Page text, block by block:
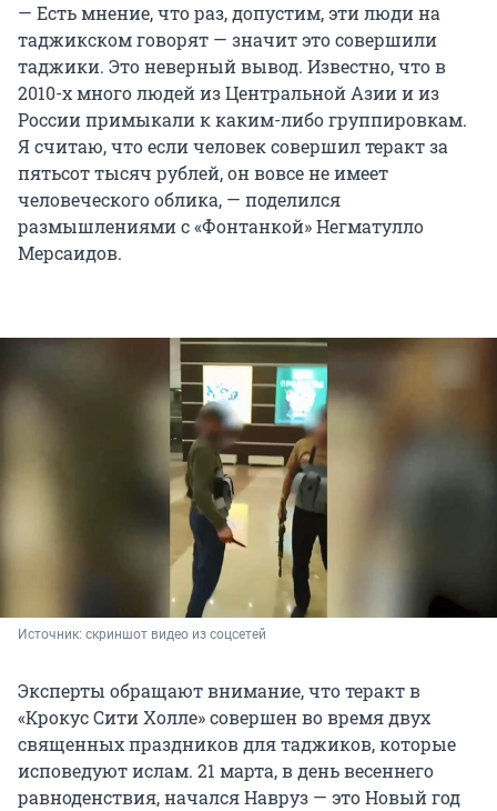
— Есть мнение, что раз, допустим, эти люди на
таджикском говорят — значит это совершили
таджики. Это неверный вывод. Известно, что в
2010-х много людей из Центральной Азии и из
России примыкали к каким-либо группировкам.
Я считаю, что если человек совершил теракт за
пятьсот тысяч рублей, он вовсе не имеет
человеческого облика, — поделился
размышлениями с «Фонтанкой» Негматулло
Мерсаидов.
Источник: скриншот видео из соцсетей
Эксперты обращают внимание, что теракт в
«Крокус Сити Холле» совершен во время двух
священных праздников для таджиков, которые
исповедуют ислам. 21 марта, в день весеннего
равноденствия, начался Навруз — это Новый год